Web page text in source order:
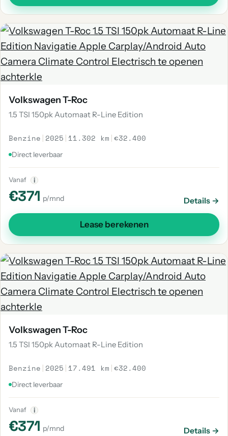
Volkswagen T-Roc
1.5 TSI 150pk Automaat R-Line Edition
Benzine | 2025 | 11.302 km |€32.400
Direct leverbaar
Vanaf i
€371 p/mnd Details →
Lease berekenen
Volkswagen T-Roc
1.5 TSI 150pk Automaat R-Line Edition
Benzine | 2025 | 17.491 km |€32.400
Direct leverbaar
Vanaf i
€371 p/mnd Details →